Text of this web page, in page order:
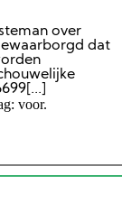
over
dat
voor.